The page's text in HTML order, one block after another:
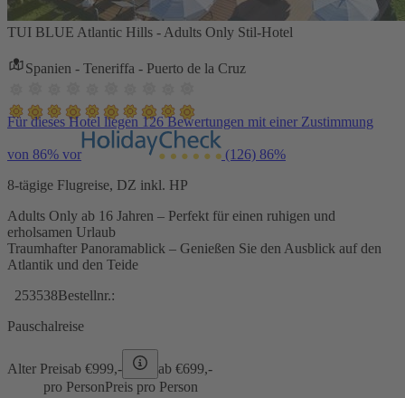
TUI BLUE Atlantic Hills - Adults Only Stil-Hotel
Spanien - Teneriffa - Puerto de la Cruz
Für dieses Hotel liegen 126 Bewertungen mit einer Zustimmung
von 86% vor (126) 86%
8-tägige Flugreise, DZ inkl. HP
Adults Only ab 16 Jahren – Perfekt für einen ruhigen und
erholsamen Urlaub
Traumhafter Panoramablick – Genießen Sie den Ausblick auf den
Atlantik und den Teide
253538Bestellnr.:
Pauschalreise
Alter Preisab €999,- ab €699,-
pro PersonPreis pro Person